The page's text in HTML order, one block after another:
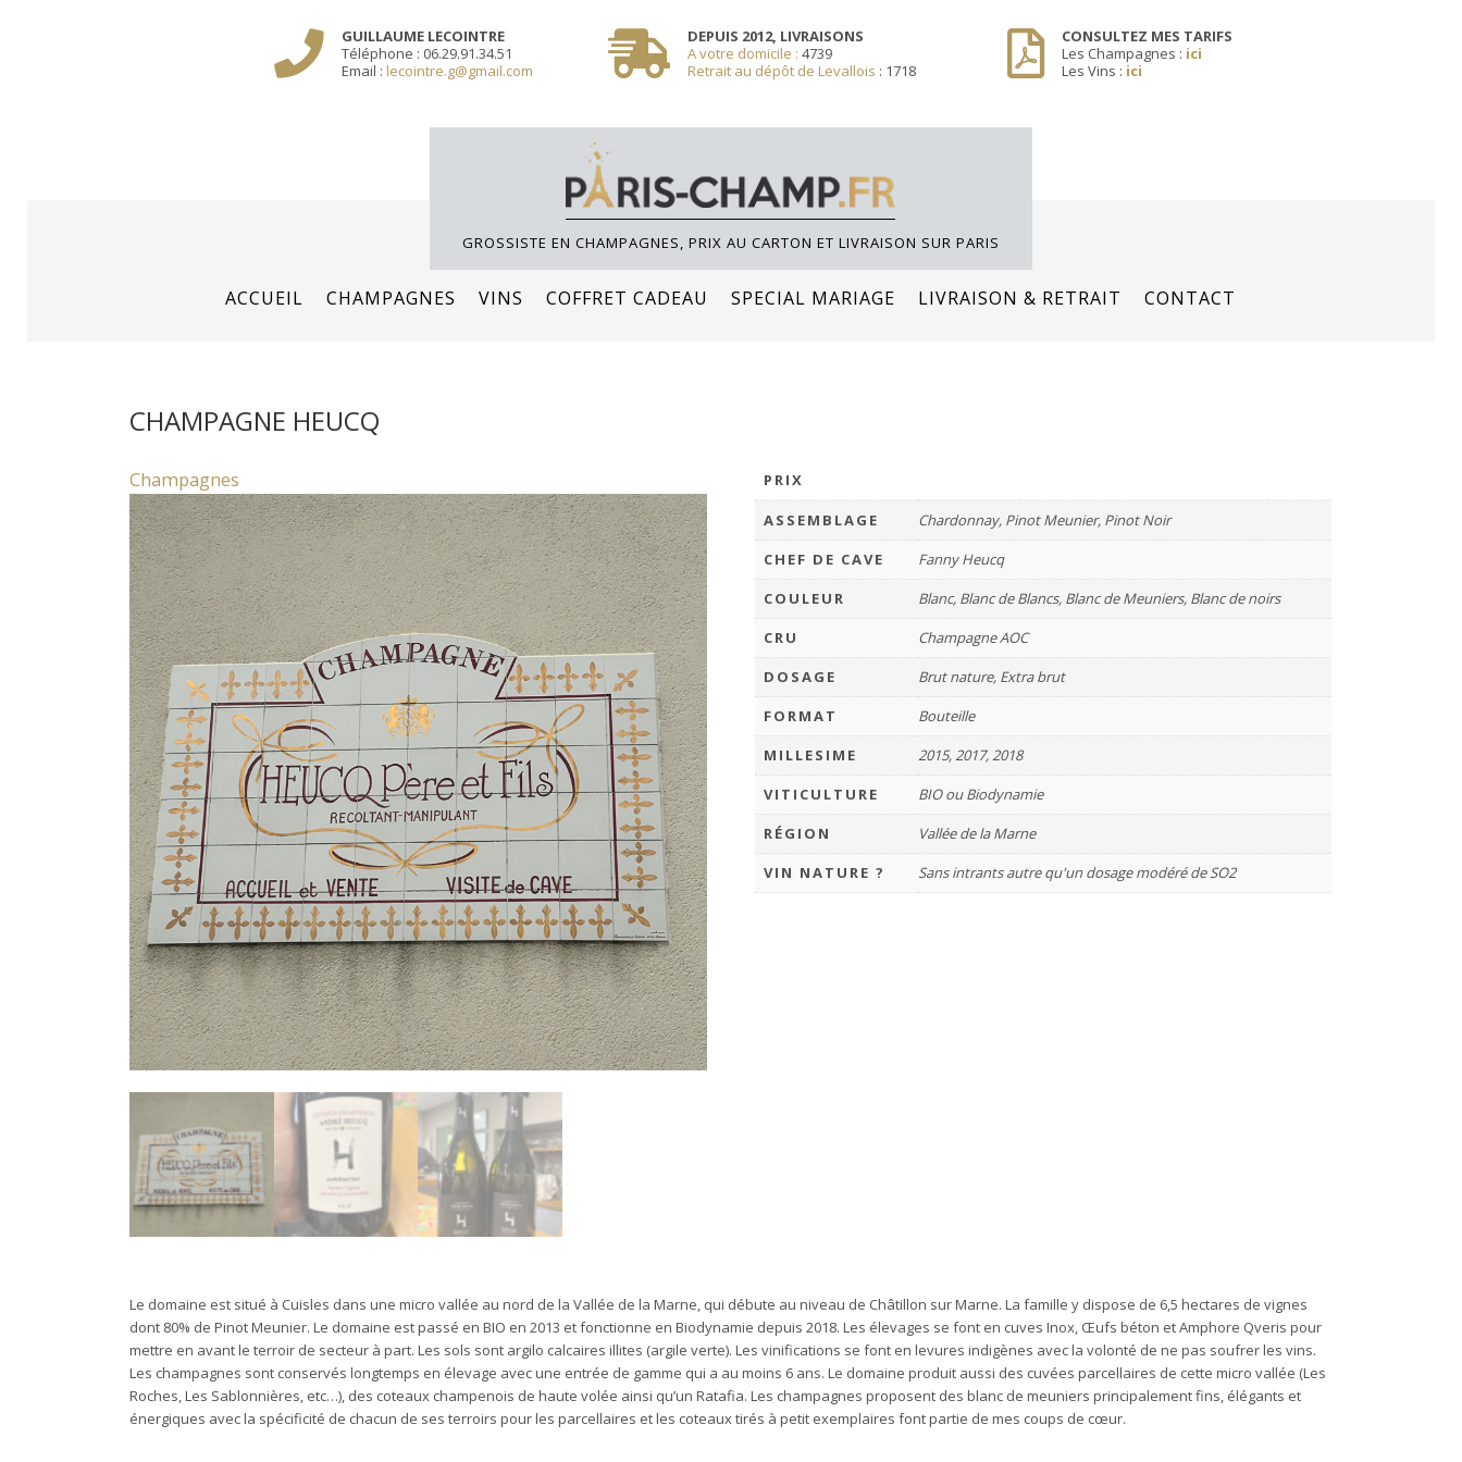
GUILLAUME LECOINTRE
Téléphone : 06.29.91.34.51
Email : lecointre.g@gmail.com
DEPUIS 2012, LIVRAISONS
A votre domicile : 4739
Retrait au dépôt de Levallois : 1718
CONSULTEZ MES TARIFS
Les Champagnes : ici
Les Vins : ici
/** AJOUT D'UN BLOC HEADER (FIN) - WEB-BOUSSOLE **/
GROSSISTE EN CHAMPAGNES, PRIX AU CARTON ET LIVRAISON SUR PARIS
ACCUEIL CHAMPAGNES VINS COFFRET CADEAU SPECIAL MARIAGE LIVRAISON & RETRAIT CONTACT
CHAMPAGNE HEUCQ
Champagnes PRIX
ASSEMBLAGE
Chardonnay, Pinot Meunier, Pinot Noir
CHEF DE CAVE
Fanny Heucq
COULEUR
Blanc, Blanc de Blancs, Blanc de Meuniers, Blanc de noirs
CRU
Champagne AOC
DOSAGE
Brut nature, Extra brut
FORMAT
Bouteille
MILLESIME
2015, 2017, 2018
VITICULTURE
BIO ou Biodynamie
RÉGION
Vallée de la Marne
VIN NATURE ?
Sans intrants autre qu'un dosage modéré de SO2
Le domaine est situé à Cuisles dans une micro vallée au nord de la Vallée de la Marne, qui débute au niveau de Châtillon sur Marne. La famille y dispose de 6,5 hectares de vignes
dont 80% de Pinot Meunier. Le domaine est passé en BIO en 2013 et fonctionne en Biodynamie depuis 2018. Les élevages se font en cuves Inox, Œufs béton et Amphore Qveris pour
mettre en avant le terroir de secteur à part. Les sols sont argilo calcaires illites (argile verte). Les vinifications se font en levures indigènes avec la volonté de ne pas soufrer les vins.
Les champagnes sont conservés longtemps en élevage avec une entrée de gamme qui a au moins 6 ans. Le domaine produit aussi des cuvées parcellaires de cette micro vallée (Les
Roches, Les Sablonnières, etc…), des coteaux champenois de haute volée ainsi qu’un Ratafia. Les champagnes proposent des blanc de meuniers principalement fins, élégants et
énergiques avec la spécificité de chacun de ses terroirs pour les parcellaires et les coteaux tirés à petit exemplaires font partie de mes coups de cœur.